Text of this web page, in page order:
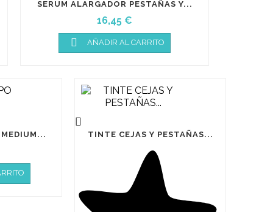
SERUM ALARGADOR PESTAÑAS Y...
Precio
16,45 €
 AÑADIR AL CARRITO

TINTE CEJAS Y PESTAÑAS...